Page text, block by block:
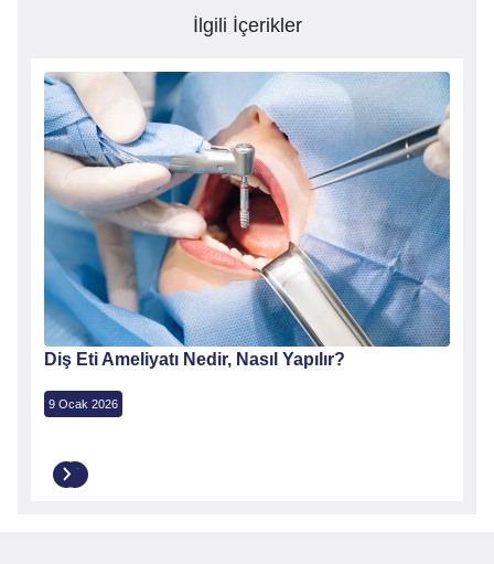
İlgili İçerikler
Diş Eti Ameliyatı Nedir, Nasıl Yapılır?
9 Ocak 2026